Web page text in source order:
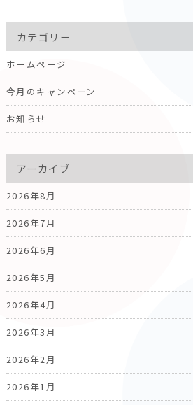
カテゴリー
ホームページ
今月のキャンペーン
お知らせ
アーカイブ
2026年8月
2026年7月
2026年6月
2026年5月
2026年4月
2026年3月
2026年2月
2026年1月